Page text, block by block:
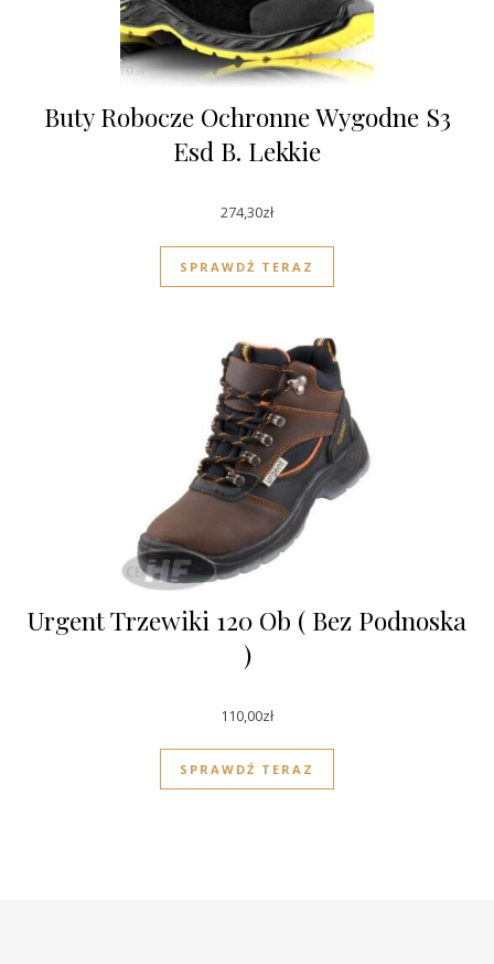
Buty Robocze Ochronne Wygodne S3
Esd B. Lekkie
274,30zł
SPRAWDŹ TERAZ
Urgent Trzewiki 120 Ob ( Bez Podnoska
)
110,00zł
SPRAWDŹ TERAZ